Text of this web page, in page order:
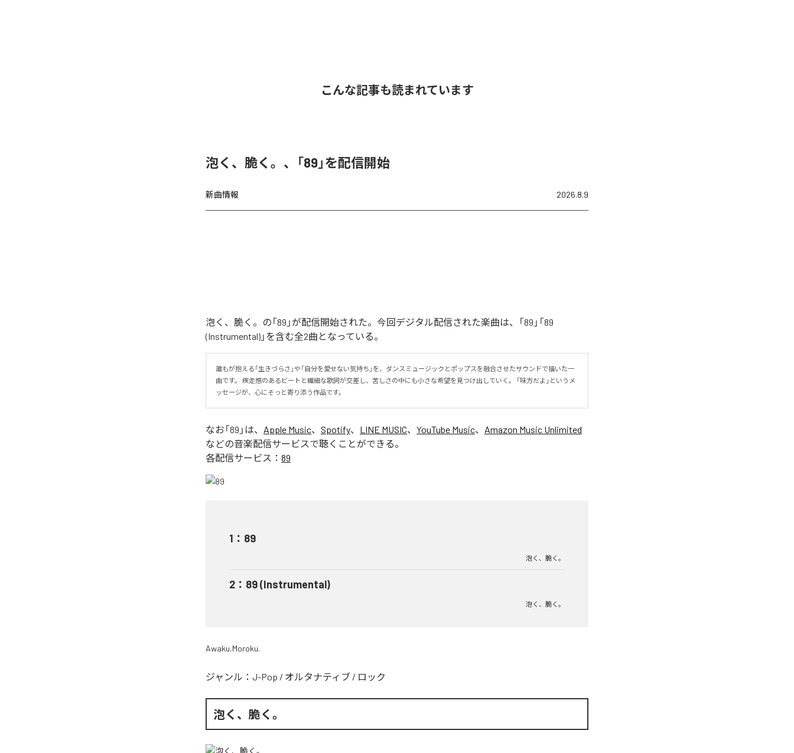
こんな記事も読まれています
泡く、脆く。、「89」を配信開始
新曲情報 2026.8.9
泡く、脆く。の「89」が配信開始された。今回デジタル配信された楽曲は、「89」「89
(Instrumental)」を含む全2曲となっている。
誰もが抱える「生きづらさ」や「自分を愛せない気持ち」を、ダンスミュージックとポップスを融合させたサウンドで描いた一
曲です。 疾走感のあるビートと繊細な歌詞が交差し、苦しさの中にも小さな希望を見つけ出していく。 「味方だよ」というメ
ッセージが、心にそっと寄り添う作品です。
なお「89 」は、 Apple Music、 Spotify、 LINE MUSIC、 YouTube Music、 Amazon Music Unlimited
などの音楽配信サービスで聴くことができる。
各配信サービス： 89
1 ： 89
泡く、脆く。
2 ： 89 (Instrumental)
泡く、脆く。
Awaku,Moroku.
ジャンル： J-Pop / オルタナティブ / ロック
泡く、脆く。